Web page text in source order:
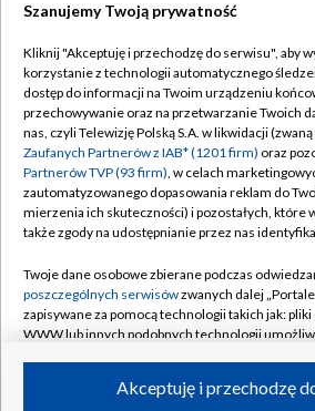
TVP
Abonament
Sklep TVP
Biuro Reklamy
Oferta
Emisja w TVP
Rada
Ogłoszenia
Akademia
Regulamin TVP
Polityka
Moje zgody
Biuro reklamy
Kanały
©2026 Telewizja Polska Spółka
Szanujemy Twoją prywatność
Kliknij "Akceptuję i przechodzę do serwisu", aby
korzystanie z technologii automatycznego
dostęp do informacji na Twoim urządzeniu
przechowywanie oraz na przetwarzanie Twoich
nas, czyli Telewizję Polską S.A. w likwidacji
Zaufanych Partnerów z IAB* (1201 firm) oraz
Partnerów TVP (93 firm), w celach
zautomatyzowanego dopasowania reklam do
mierzenia ich skuteczności) i pozostałych, które
także zgody na udostępnianie przez nas
Twoje dane osobowe zbierane podczas
poszczególnych serwisówzwanych dalej
zapisywane za pomocą technologii takich jak:
WWW lub innych podobnych technologii
ruchu w Internecie.Akceptuję i przechodzę